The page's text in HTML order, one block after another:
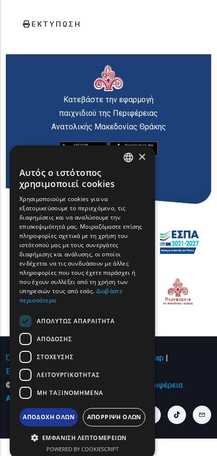
ΕΚΤΥΠΩΣΗ
Κατεβάστε την εφαρμογή
παιχνιδιού της Περιφέρειας
Ανατολικής Μακεδονίας Θράκης
Όροι χρήσης | Πολιτική Απορρήτου Sitemap
Επικοινωνία
© Copyright 2024 - All Rights Reserved
Περιφέρεια
Ανατολικής Μακεδονίας και Θράκης
youtube linkfacebook linktwitter linklinkedin linkinstagram link
tiktok link
FRENCH
BULGARIAN
ROMANIAN
TURKISH
×
Αυτός ο ιστότοπος
χρησιμοποιεί cookies
Χρησιμοποιούμε cookies για να
εξατομικεύσουμε το περιεχόμενο, τις
διαφημίσεις και να αναλύσουμε την
επισκεψιμότητά μας. Μοιραζόμαστε επίσης
πληροφορίες σχετικά με τη χρήση του
ιστότοπού μας με τους συνεργάτες
διαφήμισης και ανάλυσης, οι οποίοι
ενδέχεται να τις συνδυάσουν με άλλες
πληροφορίες που τους έχετε παράσχει ή
που έχουν συλλέξει από τη χρήση των
υπηρεσιών τους από εσάς. Διαβάστε
περισσότερα
ΑΠΟΛΎΤΩΣ ΑΠΑΡΑΊΤΗΤΑ
ΑΠΌΔΟΣΗΣ
ΣΤΌΧΕΥΣΗΣ
ΛΕΙΤΟΥΡΓΙΚΌΤΗΤΑΣ
ΜΗ ΤΑΞΙΝΟΜΗΜΈΝΑ
ΑΠΟΔΟΧΉ ΌΛΩΝ ΑΠΌΡΡΙΨΗ ΌΛΩΝ
ΕΜΦΆΝΙΣΗ ΛΕΠΤΟΜΕΡΕΙΏΝ
POWERED BY COOKIESCRIPT